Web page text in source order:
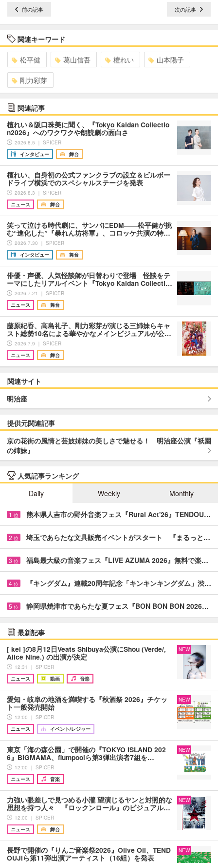
前の記事 次の記事
関連キーワード
松平健 葛山信吾 檀れい 山本陽子
剛力彩芽
関連記事
檀れい＆阪口珠美に聞く、『Tokyo Kaidan Collectio
n2026』へのワクワクや朗読劇の面白さ
2026.8.5 ｜ SPICER
インタビュー
舞台
檀れい、自身初の公式ファンクラブの設立＆ビルボー
ドライブ横浜でのスペシャルステージを発表
2026.8.3 ｜ SPICER
ニュース
舞台
笑って泣ける時代劇に、サンバにEDM――松平健が挑
む“進化した”『暴れん坊将軍』、コロッケ共演の特…
2026.7.30 ｜ SPICER
インタビュー
舞台
俳優・声優、人気怪談師が日替わりで登場 怪談をテ
ーマにしたリアルイベント『Tokyo Kaidan Collecti…
2026.7.21 ｜ SPICER
ニュース
舞台
藤原紀香、高島礼子、剛力彩芽が演じる三姉妹らキャ
スト総勢10名による華やかなメインビジュアルが公…
2026.7.9 ｜ SPICER
ニュース
舞台
関連サイト
明治座
提供元関連記事
京の花街の風情と芸妓姉妹の美しさで魅せる！ 明治座公演『祇園
の姉妹』
人気記事ランキング
Daily
Weekly Monthly
1 位 熊本県人吉市の野外音楽フェス『Rural Act'26』TENDOU…
2 位 埼玉であらたな文具販売イベントがスタート 『まるっと…
3 位 福島最大級の音楽フェス『LIVE AZUMA 2026』無料で楽…
4 位 『キングダム』連載20周年記念「キンキンキングダム」渋…
5 位 静岡県焼津市であらたな夏フェス『BON BON BON 2026…
最新記事
[ kei ]の8月12日Veats Shibuya公演にShou (Verde/,
Alice Nine.) の出演が決定
12:31 ｜ SPICER
ニュース
動画 音楽
NEW
愛知・岐阜の地酒を満喫する『秋酒祭 2026』チケッ
ト一般発売開始
12:00 ｜ SPICER
ニュース
イベント/レジャー
NEW
東京「海の森公園」で開催の『TOKYO ISLAND 202
6』BIGMAMA、flumpoolら第3弾出演者7組を…
12:00 ｜ SPICER
ニュース
音楽
NEW
力強い眼差しで見つめる小瀧 望演じるヤンと対照的な
思想を持つ人々 『ロックンロール』のビジュアル…
12:00 ｜ SPICER
ニュース
舞台
NEW
長野で開催の『りんご音楽祭2026』Olive Oil、TEND
OUJIら第11弾出演アーティスト（16組）を発表
NEW